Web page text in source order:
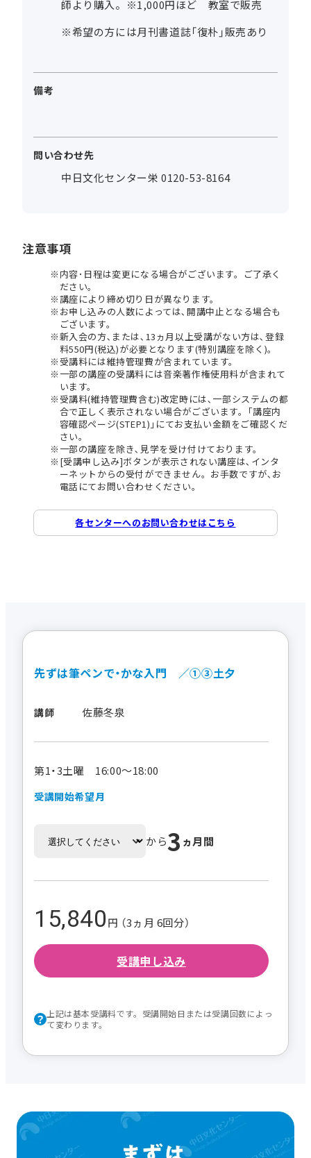
師より購入。※1,000円ほど 教室で販売
※希望の方には月刊書道誌「復朴」販売あり
備考
問い合わせ先
中日文化センター栄 0120-53-8164
注意事項
内容･日程は変更になる場合がございます。ご了承く
ださい。
講座により締め切り日が異なります。
お申し込みの人数によっては､開講中止となる場合も
ございます。
新入会の方､または､13ヵ月以上受講がない方は､登録
料550円(税込)が必要となります(特別講座を除く)。
受講料には維持管理費が含まれています。
一部の講座の受講料には音楽著作権使用料が含まれて
います。
受講料(維持管理費含む)改定時には､一部システムの都
合で正しく表示されない場合がございます。｢講座内
容確認ページ(STEP1)｣にてお支払い金額をご確認くだ
さい。
一部の講座を除き､見学を受け付けております。
[受講申し込み]ボタンが表示されない講座は､インタ
ーネットからの受付ができません。お手数ですが､お
電話にてお問い合わせください。
各センターへのお問い合わせはこちら
先ずは筆ペンで・かな入門 ／①③土夕
講師 佐藤冬泉
第1・3土曜 16:00～18:00
受講開始希望月
から3 ヵ月間
15,840円 （3ヵ月 6回分）
受講申し込み
上記は基本受講料です。受講開始日または受講回数によっ
て変わります。